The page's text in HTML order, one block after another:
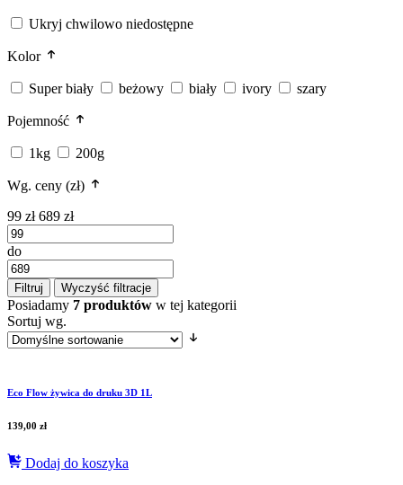
Ukryj chwilowo niedostępne
Kolor
Super biały beżowy biały ivory szary
Pojemność
1kg 200g
Wg. ceny (zł)
99 zł 689 zł
do
Filtruj Wyczyść filtracje
Posiadamy 7 produktów w tej kategorii
Sortuj wg.
Eco Flow żywica do druku 3D 1L
139,00 zł
Dodaj do koszyka